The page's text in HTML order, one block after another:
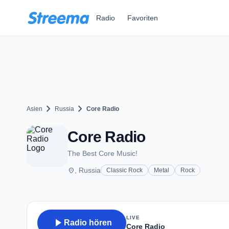
Radio Favoriten
Asien chevron_right Russia chevron_right Core Radio
Core Radio
The Best Core Music!
place , Russia Classic Rock Metal Rock
play_arrow Radio hören
LIVE
Core Radio